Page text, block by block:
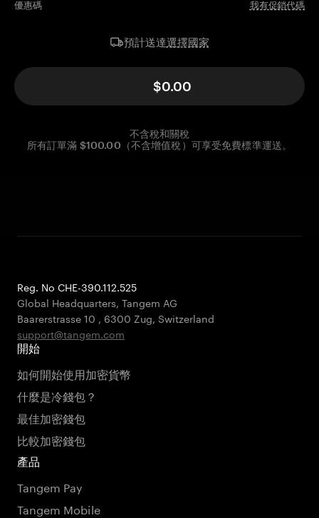
優惠碼 我有促銷代碼
預計送達選擇國家
$0.00
不含稅和關稅
所有訂單滿 $100.00（不含增值稅）可享受免費標準運送。
Reg. No CHE-390.112.525
Global Headquarters, Tangem AG
Baarerstrasse 10 , 6300 Zug, Switzerland
support@tangem.com
開始
如何開始使用加密貨幣
什麼是冷錢包？
最佳加密錢包
比較加密錢包
產品
Tangem Pay
Tangem Mobile